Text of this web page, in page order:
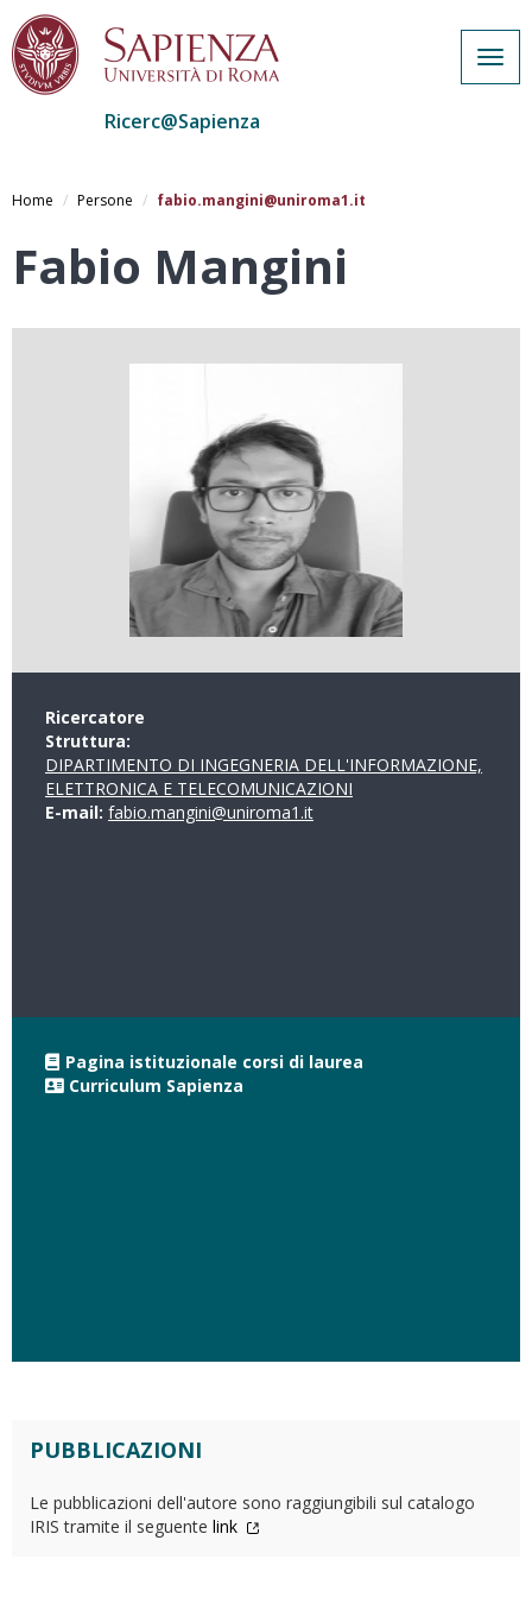
al
principale
Ricerc@Sapienza
Home Persone fabio.mangini@uniroma1.it
Fabio Mangini
Ricercatore
Struttura:
DIPARTIMENTO DI INGEGNERIA DELL'INFORMAZIONE,
ELETTRONICA E TELECOMUNICAZIONI
E-mail: fabio.mangini@uniroma1.it
Pagina istituzionale corsi di laurea
Curriculum Sapienza
PUBBLICAZIONI
Le pubblicazioni dell'autore sono raggiungibili sul catalogo
IRIS tramite il seguente link